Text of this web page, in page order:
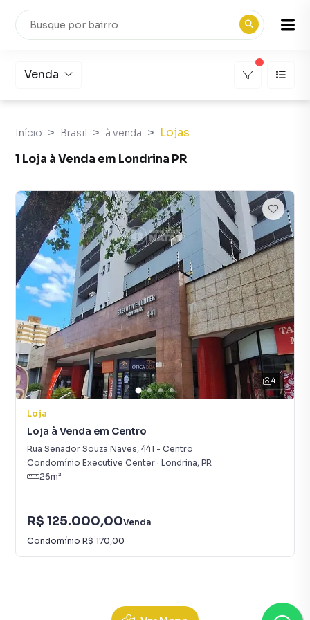
Venda
Início Brasil à venda
Lojas
1 Loja à Venda em Londrina PR
4
Loja
Loja à Venda em Centro
Rua Senador Souza Naves, 441 - Centro
Condomínio Executive Center · Londrina, PR
26m²
R$ 125.000,00Venda
Condomínio R$ 170,00